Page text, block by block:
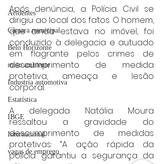
Acidentes
Câmara municipal
Belo Horizonte
meio ambiente
Industria automotiva
Estatística
IBGE
Internacional
vagas de emprego
Após denúncia, a Polícia Civil se
dirigiu ao local dos fatos. O homem,
que ainda estava no imóvel, foi
conduzido à delegacia e autuado
em flagrante pelos crimes de
descumprimento de medida
protetiva, ameaça e lesão
corporal.
A delegada Natália Moura
ressaltou a gravidade do
descumprimento de medidas
protetivas: “A ação rápida da
polícia garantiu a segurança da